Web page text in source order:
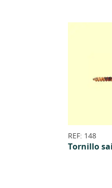
REF: 148
Tornillo